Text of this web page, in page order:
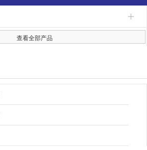
查看全部产品